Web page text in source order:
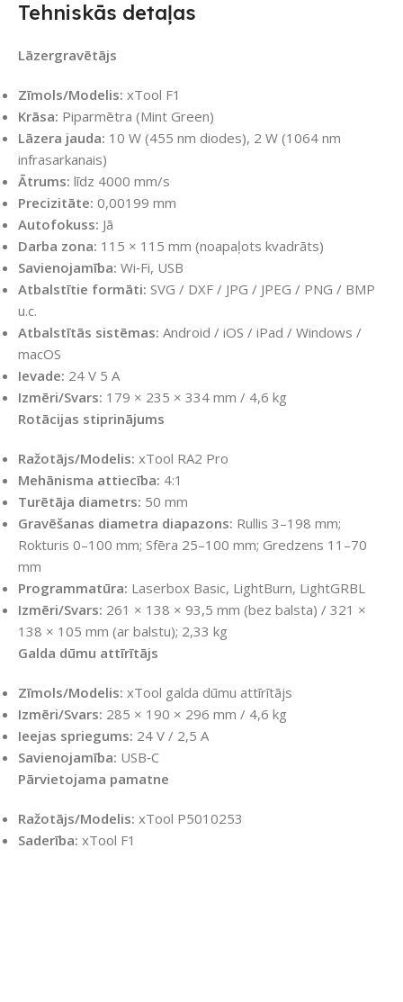
Tehniskās detaļas
Lāzergravētājs
Zīmols/Modelis: xTool F1
Krāsa: Piparmētra (Mint Green)
Lāzera jauda: 10 W (455 nm diodes), 2 W (1064 nm
infrasarkanais)
Ātrums: līdz 4000 mm/s
Precizitāte: 0,00199 mm
Autofokuss: Jā
Darba zona: 115 × 115 mm (noapaļots kvadrāts)
Savienojamība: Wi‑Fi, USB
Atbalstītie formāti: SVG / DXF / JPG / JPEG / PNG / BMP
u.c.
Atbalstītās sistēmas: Android / iOS / iPad / Windows /
macOS
Ievade: 24 V 5 A
Izmēri/Svars: 179 × 235 × 334 mm / 4,6 kg
Rotācijas stiprinājums
Ražotājs/Modelis: xTool RA2 Pro
Mehānisma attiecība: 4:1
Turētāja diametrs: 50 mm
Gravēšanas diametra diapazons: Rullis 3–198 mm;
Rokturis 0–100 mm; Sfēra 25–100 mm; Gredzens 11–70
mm
Programmatūra: Laserbox Basic, LightBurn, LightGRBL
Izmēri/Svars: 261 × 138 × 93,5 mm (bez balsta) / 321 ×
138 × 105 mm (ar balstu); 2,33 kg
Galda dūmu attīrītājs
Zīmols/Modelis: xTool galda dūmu attīrītājs
Izmēri/Svars: 285 × 190 × 296 mm / 4,6 kg
Ieejas spriegums: 24 V / 2,5 A
Savienojamība: USB‑C
Pārvietojama pamatne
Ražotājs/Modelis: xTool P5010253
Saderība: xTool F1